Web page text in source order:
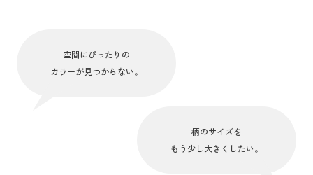
空間にぴったりの
カラーが見つからない。
柄のサイズを
もう少し大きくしたい。